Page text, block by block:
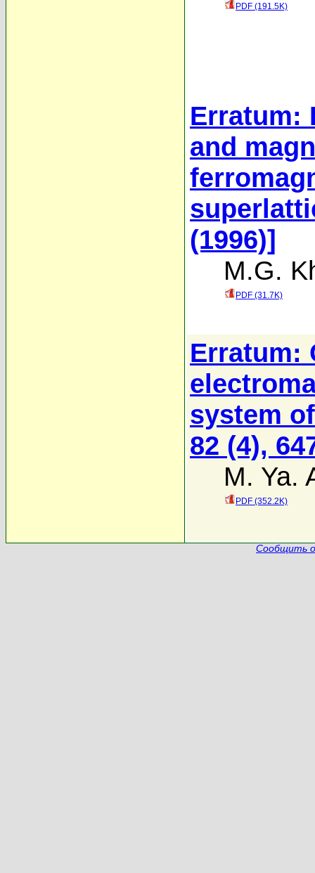
PDF (191.5K)
Erratum:
and
(1996)]
M.G.
PDF (31.7K)
Erratum:
system
82 (4),
M. Ya.
PDF (352.2K)
Сообщить о